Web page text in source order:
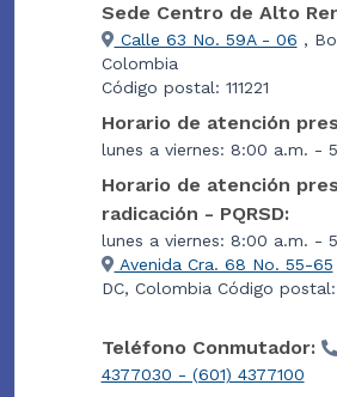
Sede Centro de Alto
Calle 63 No. 59A - 06 ,
Colombia
Código postal: 111221
Horario de atención
lunes a viernes: 8:00 a.m. -
Horario de atención
radicación - PQRSD:
lunes a viernes: 8:00 a.m. -
Avenida Cra. 68 No. 55-65
DC, Colombia Código postal:
Teléfono Conmutador:
4377030 - (601) 4377100